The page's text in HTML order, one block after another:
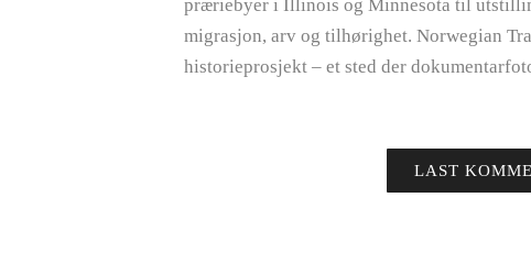
præriebyer i Illinois og Minnesota til
migrasjon, arv og tilhørighet. Norwegian
historieprosjekt – et sted der
LAST